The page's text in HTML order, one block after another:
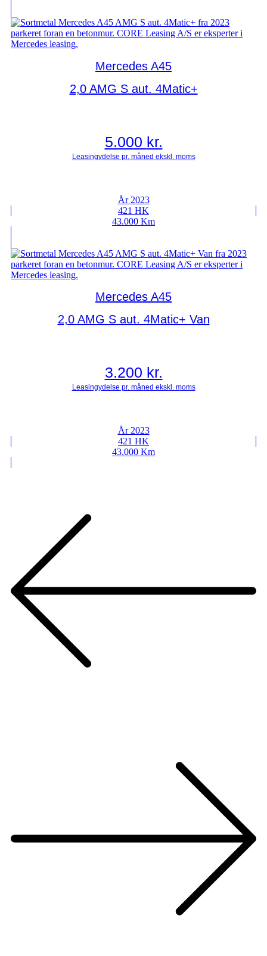
Mercedes A45
2,0 AMG S aut. 4Matic+
5.000 kr.
År 2023
421 HK
43.000 Km
Mercedes A45
2,0 AMG S aut. 4Matic+ Van
3.200 kr.
År 2023
421 HK
43.000 Km